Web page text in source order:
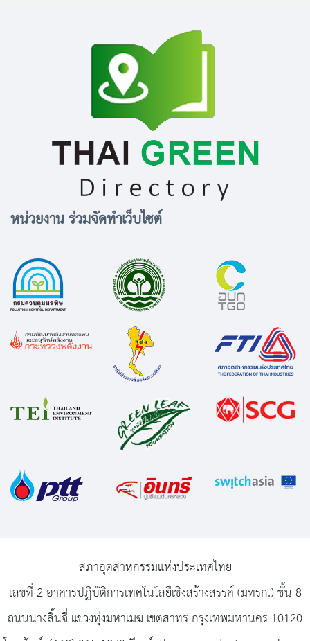
หน่วยงาน ร่วมจัดทำเว็บไซต์
สภาอุตสาหกรรมแห่งประเทศไทย
เลขที่ 2 อาคารปฏิบัติการเทคโนโลยีเชิงสร้างสรรค์ (มทรก.) ชั้น 8
ถนนนางลิ้นจี่ แขวงทุ่งมหาเมฆ เขตสาทร กรุงเทพมหานคร 10120